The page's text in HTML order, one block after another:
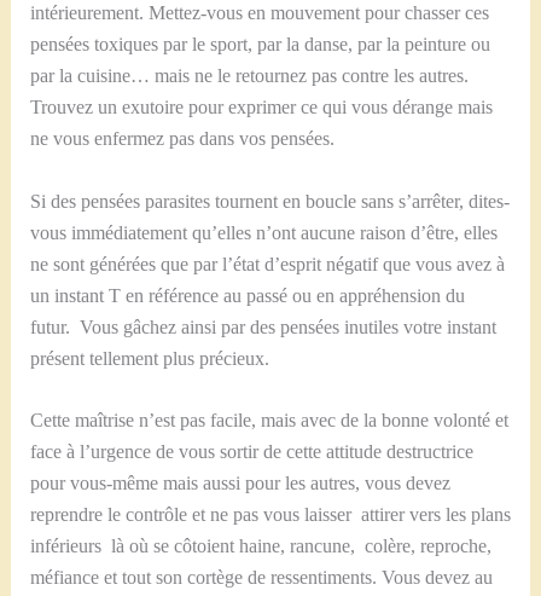
intérieurement. Mettez-vous en mouvement pour chasser ces
pensées toxiques par le sport, par la danse, par la peinture ou
par la cuisine… mais ne le retournez pas contre les autres.
Trouvez un exutoire pour exprimer ce qui vous dérange mais
ne vous enfermez pas dans vos pensées.
Si des pensées parasites tournent en boucle sans s’arrêter, dites-
vous immédiatement qu’elles n’ont aucune raison d’être, elles
ne sont générées que par l’état d’esprit négatif que vous avez à
un instant T en référence au passé ou en appréhension du
futur. Vous gâchez ainsi par des pensées inutiles votre instant
présent tellement plus précieux.
Cette maîtrise n’est pas facile, mais avec de la bonne volonté et
face à l’urgence de vous sortir de cette attitude destructrice
pour vous-même mais aussi pour les autres, vous devez
reprendre le contrôle et ne pas vous laisser attirer vers les plans
inférieurs là où se côtoient haine, rancune, colère, reproche,
méfiance et tout son cortège de ressentiments. Vous devez au